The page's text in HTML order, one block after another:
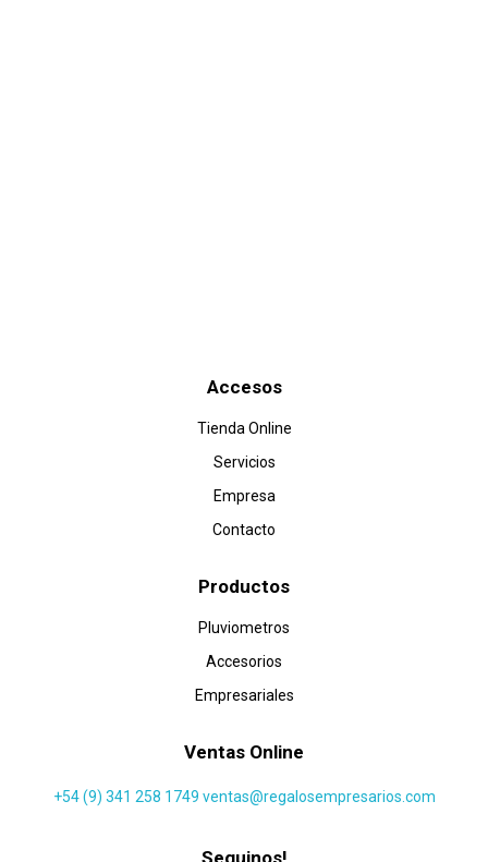
Accesos
Tienda Online
Servicios
Empresa
Contacto
Productos
Pluviometros
Accesorios
Empresariales
Ventas Online
+54 (9) 341 258 1749 ventas@regalosempresarios.com
Seguinos!